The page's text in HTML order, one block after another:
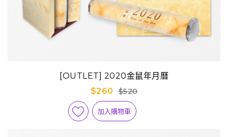
[OUTLET] 2020金鼠年月曆
$260
$520
加入購物車